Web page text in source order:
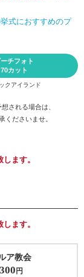
式におすすめのプ
ーチフォト
70カット
クアイランド
される場合は、
くださいませ。
ます。
ます。
ア教会
円